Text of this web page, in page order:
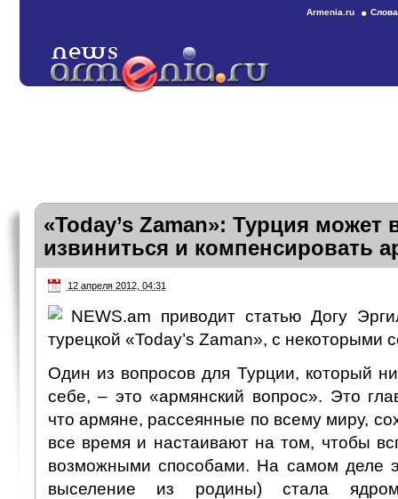
Armenia.ru
«Today’s Zaman»: Турция может
извиниться и компенсировать
12 апреля 2012, 04:31
NEWS.am приводит статью Догу
турецкой «Today’s Zaman», с некоторыми
Один из вопросов для Турции, который
себе, – это «армянский вопрос». Это
что армяне, рассеянные по всему миру,
все время и настаивают на том, чтобы
возможными способами. На самом деле
выселение из родины) стала